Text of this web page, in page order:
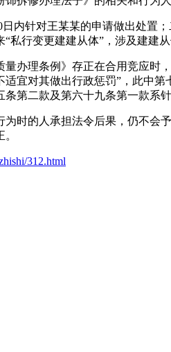
针对王某某的申请做出处置
私行变更建建从体”，涉及建建
理条例》存正在合用竞应时
宜对其做出行政惩罚”，此中
第二款及第六十九条第一款系
的人承担法令后果，仍不会
312.html